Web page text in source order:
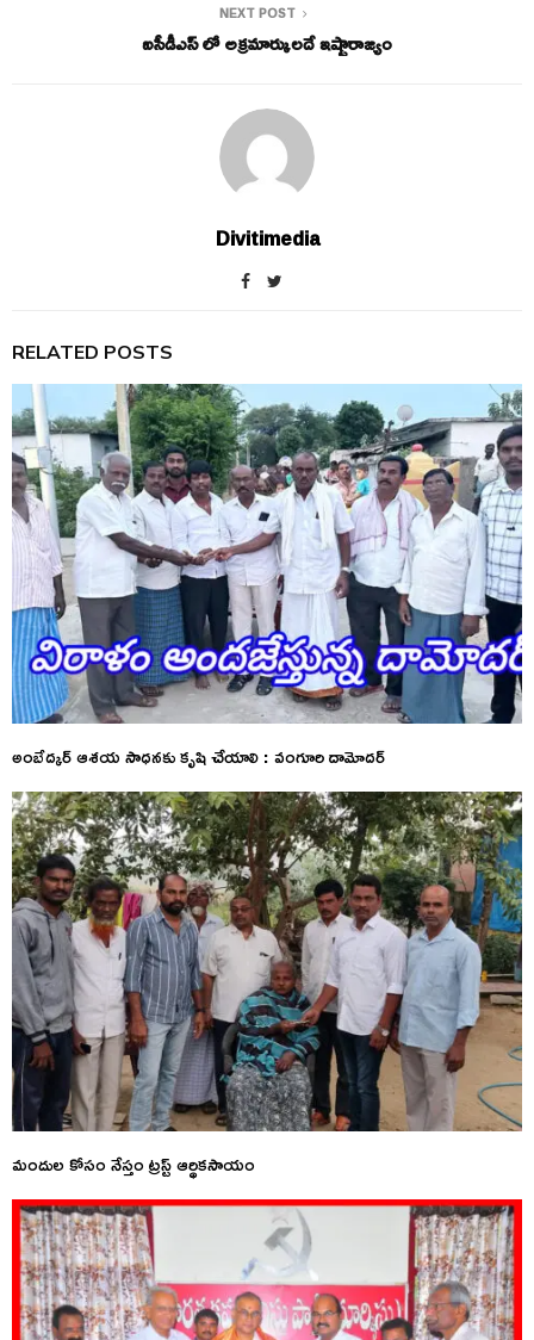
NEXT POST
ఐసీడీఎస్ లో అక్రమార్కులదే ఇష్టారాజ్యం
Divitimedia
RELATED POSTS
అంబేద్కర్ ఆశయ సాధనకు కృషి చేయాలి : వంగూరి దామోదర్
మందుల కోసం నేస్తం ట్రస్ట్ ఆర్థికసాయం